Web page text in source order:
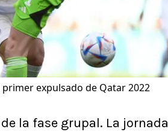
expulsado de Qatar 2022
la fase grupal. La